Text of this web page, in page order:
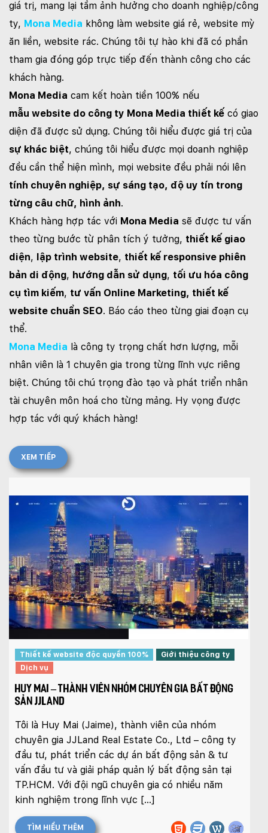
giá trị, mang lại tầm ảnh hưởng cho doanh nghiệp/công
ty, Mona Media không làm website giá rẻ, website mỳ
ăn liền, website rác. Chúng tôi tự hào khi đã có phần
tham gia đóng góp trực tiếp đến thành công cho các
khách hàng.
Mona Media cam kết hoàn tiền 100% nếu
mẫu website do công ty Mona Media thiết kế có giao
diện đã được sử dụng. Chúng tôi hiểu được giá trị của
sự khác biệt, chúng tôi hiểu được mọi doanh nghiệp
đều cần thể hiện mình, mọi website đều phải nói lên
tính chuyên nghiệp, sự sáng tạo, độ uy tín trong
từng câu chữ, hình ảnh.
Khách hàng hợp tác với Mona Media sẽ được tư vấn
theo từng bước từ phân tích ý tưởng, thiết kế giao
diện, lập trình website, thiết kế responsive phiên
bản di động, hướng dẫn sử dụng, tối ưu hóa công
cụ tìm kiếm, tư vấn Online Marketing, thiết kế
website chuẩn SEO. Báo cáo theo từng giai đoạn cụ
thể.
Mona Media là công ty trọng chất hơn lượng, mỗi
nhân viên là 1 chuyên gia trong từng lĩnh vực riêng
biệt. Chúng tôi chú trọng đào tạo và phát triển nhân
tài chuyên môn hoá cho từng mảng. Hy vọng được
hợp tác với quý khách hàng!
XEM TIẾP
Thiết kế website độc quyền 100%
Giới thiệu công ty
Dịch vụ
HUY MAI – THÀNH VIÊN NHÓM CHUYÊN GIA BẤT ĐỘNG
SẢN JJLAND
Tôi là Huy Mai (Jaime), thành viên của nhóm
chuyên gia JJLand Real Estate Co., Ltd – công ty
đầu tư, phát triển các dự án bất động sản & tư
vấn đầu tư và giải pháp quản lý bất động sản tại
TP.HCM. Với đội ngũ chuyên gia có nhiều năm
kinh nghiệm trong lĩnh vực […]
TÌM HIỂU THÊM